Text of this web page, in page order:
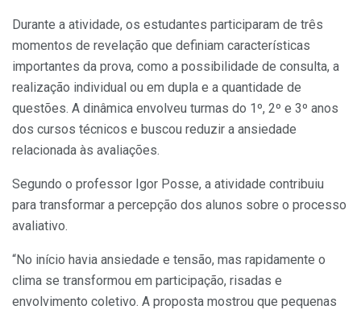
Durante a atividade, os estudantes participaram de três
momentos de revelação que definiam características
importantes da prova, como a possibilidade de consulta, a
realização individual ou em dupla e a quantidade de
questões. A dinâmica envolveu turmas do 1º, 2º e 3º anos
dos cursos técnicos e buscou reduzir a ansiedade
relacionada às avaliações.
Segundo o professor Igor Posse, a atividade contribuiu
para transformar a percepção dos alunos sobre o processo
avaliativo.
“No início havia ansiedade e tensão, mas rapidamente o
clima se transformou em participação, risadas e
envolvimento coletivo. A proposta mostrou que pequenas